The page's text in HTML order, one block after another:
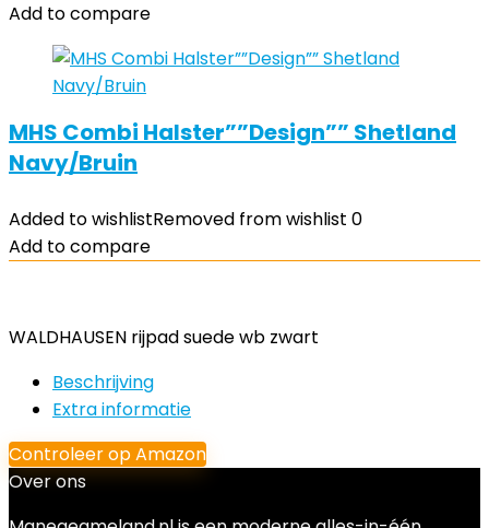
Add to compare
MHS Combi Halster””Design”” Shetland
Navy/Bruin
Added to wishlistRemoved from wishlist 0
Add to compare
WALDHAUSEN rijpad suede wb zwart
Beschrijving
Extra informatie
Controleer op Amazon
Over ons